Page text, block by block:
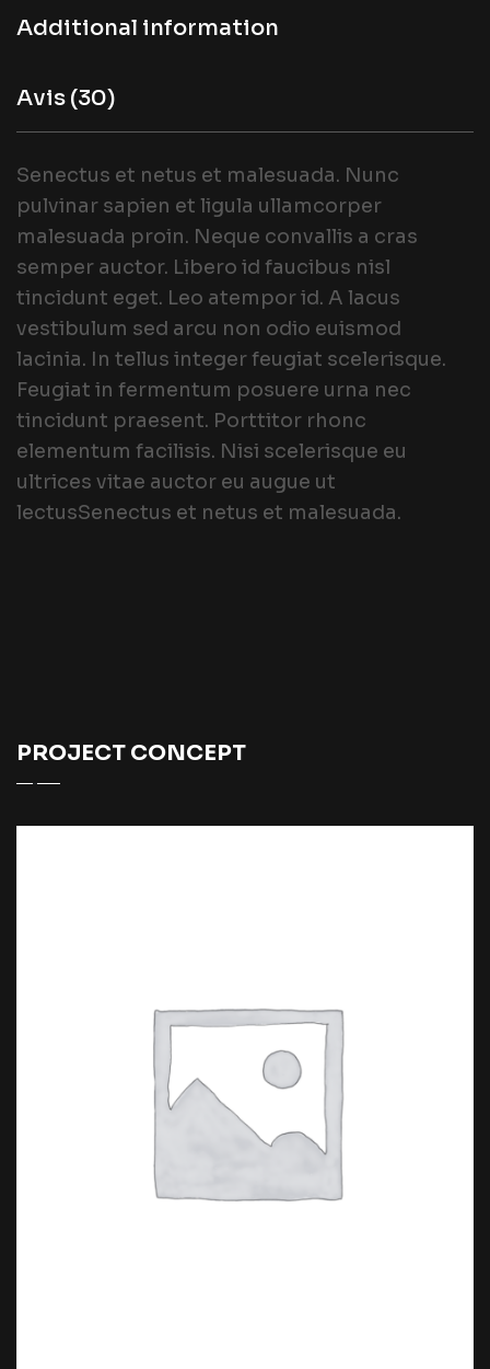
Additional information
Avis (30)
Senectus et netus et malesuada. Nunc
pulvinar sapien et ligula ullamcorper
malesuada proin. Neque convallis a cras
semper auctor. Libero id faucibus nisl
tincidunt eget. Leo atempor id. A lacus
vestibulum sed arcu non odio euismod
lacinia. In tellus integer feugiat scelerisque.
Feugiat in fermentum posuere urna nec
tincidunt praesent. Porttitor rhonc
elementum facilisis. Nisi scelerisque eu
ultrices vitae auctor eu augue ut
lectusSenectus et netus et malesuada.
PROJECT CONCEPT